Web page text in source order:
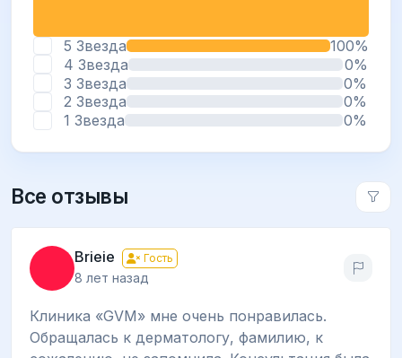
5 Звезда
100%
4 Звезда
0%
3 Звезда
0%
2 Звезда
0%
1 Звезда
0%
Все отзывы
Brieie Гость
8 лет назад
Клиника «GVM» мне очень понравилась.
Обращалась к дерматологу, фамилию, к